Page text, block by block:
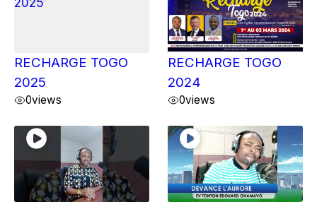
RECHARGE TOGO
2025
0views
RECHARGE TOGO
2024
0views